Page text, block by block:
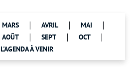
MARS | AVRIL | MAI |
AOÛT | SEPT | OCT |
L'AGENDA À VENIR